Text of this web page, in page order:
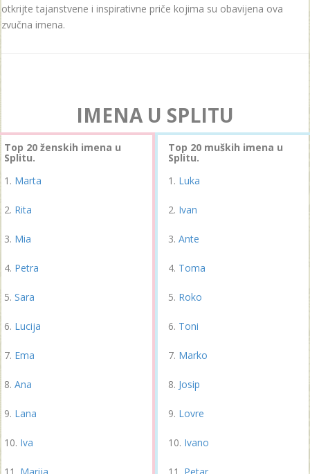
otkrijte tajanstvene i inspirativne priče kojima su obavijena ova
zvučna imena.
IMENA U SPLITU
Top 20 ženskih imena u
Splitu.
Marta
Rita
Mia
Petra
Sara
Lucija
Ema
Ana
Lana
Iva
Marija
Top 20 muških imena u
Splitu.
Luka
Ivan
Ante
Toma
Roko
Toni
Marko
Josip
Lovre
Ivano
Petar